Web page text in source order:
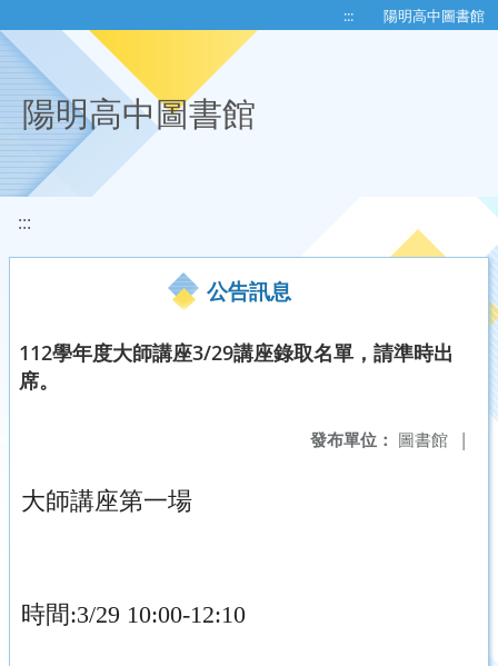
::: 陽明高中圖書館
陽明高中圖書館
:::
公告訊息
112學年度大師講座3/29講座錄取名單，請準時出
席。
發布單位： 圖書館 |
大師講座第一場
時間:3/29 10:00-12:10